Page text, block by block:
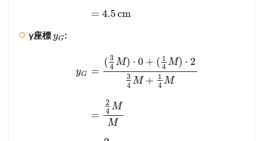
= 4.5cm
y座標yG :
yG =
( 3
4 M) ⋅ 0 + ( 1
4 M) ⋅ 2
3
4 M +
1
4 M
=
2
4 M
M